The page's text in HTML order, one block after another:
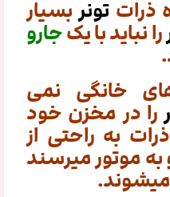
ذرات تونربسیار
نباید با یکجارو
خانگی نمی
را در مخزن خود
به راحتی از
به موتور میرسند